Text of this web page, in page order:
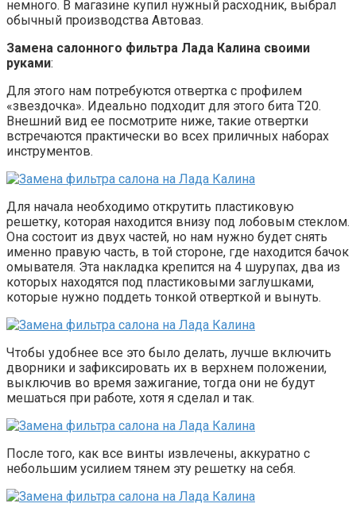
немного. В магазине купил нужный расходник, выбрал
обычный производства Автоваз.
Замена салонного фильтра Лада Калина своими
руками:
Для этого нам потребуются отвертка с профилем
«звездочка». Идеально подходит для этого бита T20.
Внешний вид ее посмотрите ниже, такие отвертки
встречаются практически во всех приличных наборах
инструментов.
Для начала необходимо открутить пластиковую
решетку, которая находится внизу под лобовым стеклом.
Она состоит из двух частей, но нам нужно будет снять
именно правую часть, в той стороне, где находится бачок
омывателя. Эта накладка крепится на 4 шурупах, два из
которых находятся под пластиковыми заглушками,
которые нужно поддеть тонкой отверткой и вынуть.
Чтобы удобнее все это было делать, лучше включить
дворники и зафиксировать их в верхнем положении,
выключив во время зажигание, тогда они не будут
мешаться при работе, хотя я сделал и так.
После того, как все винты извлечены, аккуратно с
небольшим усилием тянем эту решетку на себя.